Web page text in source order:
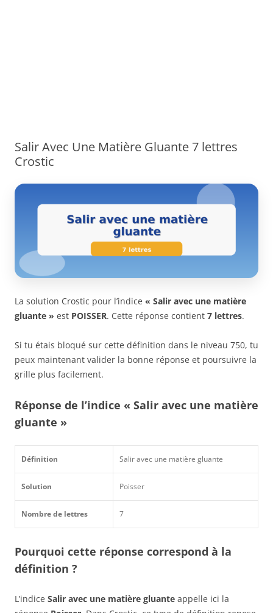
Salir Avec Une Matière Gluante 7 lettres
Crostic
La solution Crostic pour l’indice « Salir avec une matière
gluante » est POISSER. Cette réponse contient 7 lettres.
Si tu étais bloqué sur cette définition dans le niveau 750, tu
peux maintenant valider la bonne réponse et poursuivre la
grille plus facilement.
Réponse de l’indice « Salir avec une matière
gluante »
Définition Salir avec une matière gluante
Solution Poisser
Nombre de lettres 7
Pourquoi cette réponse correspond à la
définition ?
L’indice Salir avec une matière gluante appelle ici la